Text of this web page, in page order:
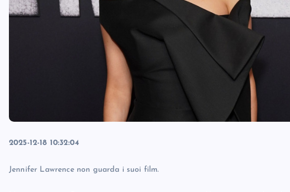
2025-12-18 10:32:04
Jennifer Lawrence non guarda i suoi film.